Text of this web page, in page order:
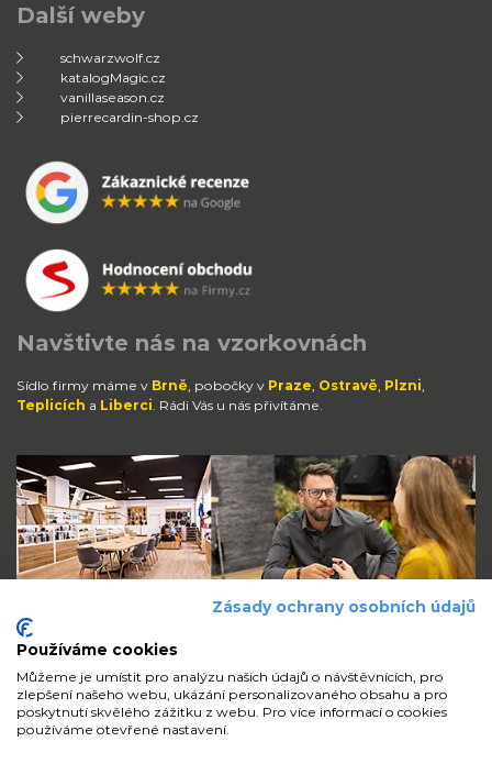
Další weby
schwarzwolf.cz
katalogMagic.cz
vanillaseason.cz
pierrecardin-shop.cz
Navštivte nás na vzorkovnách
Sídlo firmy máme v Brně , pobočky v Praze Ostravě Plzni
Teplicích a Liberci . Rádi Vás u nás přivítáme.
Zůstaňte s námi v kontaktu
volejte
Zásady ochrany osobních údajů
Používáme cookies
Můžeme je umístit pro analýzu našich údajů o návštěvnících, pro
zlepšení našeho webu, ukázání personalizovaného obsahu a pro
poskytnutí skvělého zážitku z webu. Pro více informací o cookies
používáme otevřené nastavení.